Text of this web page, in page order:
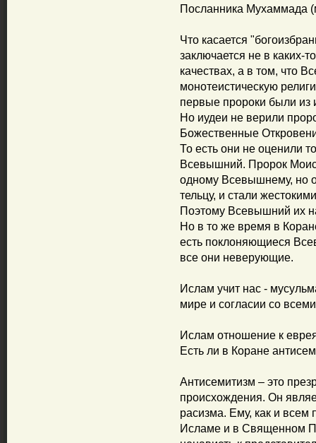
Посланника Мухаммада
Что касается
заключается не в каких-
качествах, а в том, что
монотеистическую
первые пророки были из
Но иудеи не верили
Божественные
То есть они не оценили
Всевышний. Пророк
одному Всевышнему, но
тельцу, и стали
Поэтому Всевышний их
Но в то же время в
есть поклоняющиеся
все они неверующие.
Ислам учит нас -
мире и согласии со
Ислам отношение к
Есть ли в Коране
Антисемитизм – это
происхождения. Он
расизма. Ему, как и
Исламе и в Священном